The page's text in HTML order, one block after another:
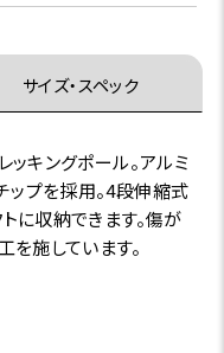
サイズ・スペック
キングポール。アルミ
プを採用。4段伸縮式
に収納できます。傷が
を施しています。